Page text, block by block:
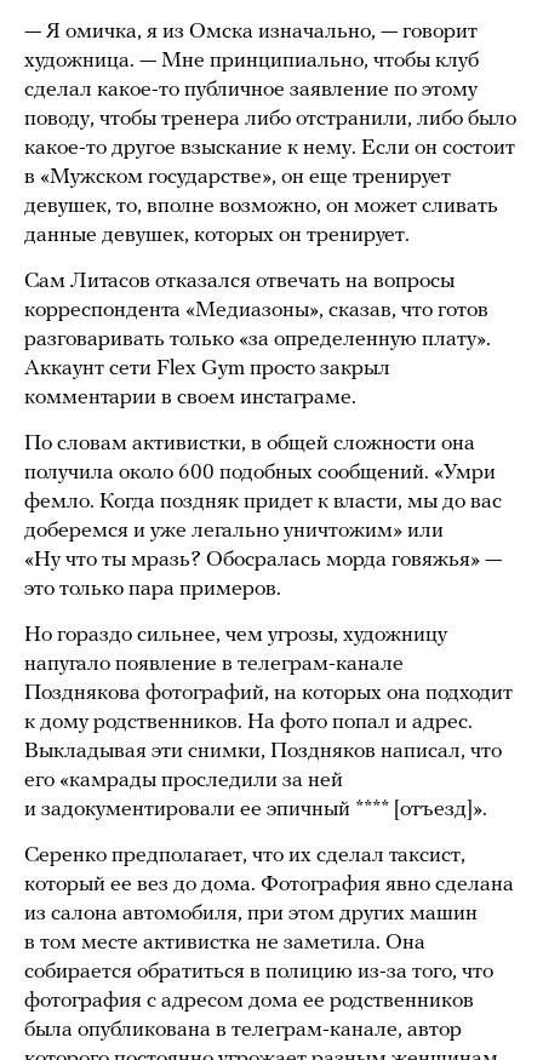
— Я омичка, я из Омска изначально, — говорит
художница. — Мне принципиально, чтобы клуб
сделал какое-то публичное заявление по этому
поводу, чтобы тренера либо отстранили, либо было
какое-то другое взыскание к нему. Если он состоит
в «Мужском государстве», он еще тренирует
девушек, то, вполне возможно, он может сливать
данные девушек, которых он тренирует.
Сам Литасов отказался отвечать на вопросы
корреспондента «Медиазоны», сказав, что готов
разговаривать только «за определенную плату».
Аккаунт сети Flex Gym просто закрыл
комментарии в своем инстаграме.
По словам активистки, в общей сложности она
получила около 600 подобных сообщений. «Умри
фемло. Когда поздняк придет к власти, мы до вас
доберемся и уже легально уничтожим» или
«Ну что ты мразь? Обосралась морда говяжья» —
это только пара примеров.
Но гораздо сильнее, чем угрозы, художницу
напугало появление в телеграм-канале
Позднякова фотографий, на которых она подходит
к дому родственников. На фото попал и адрес.
Выкладывая эти снимки, Поздняков написал, что
его «камрады проследили за ней
и задокументировали ее эпичный **** [отъезд]».
Серенко предполагает, что их сделал таксист,
который ее вез до дома. Фотография явно сделана
из салона автомобиля, при этом других машин
в том месте активистка не заметила. Она
собирается обратиться в полицию из-за того, что
фотография с адресом дома ее родственников
была опубликована в телеграм-канале, автор